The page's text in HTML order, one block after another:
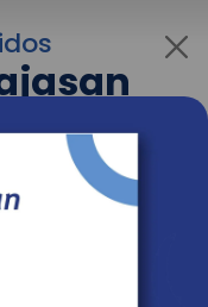
interés más